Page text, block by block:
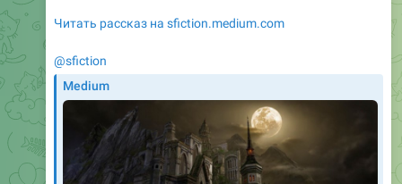
Читать рассказ на sfiction.medium.com
@sfiction
Medium